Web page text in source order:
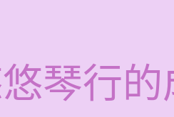
琴行